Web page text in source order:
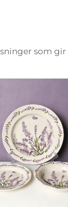
som